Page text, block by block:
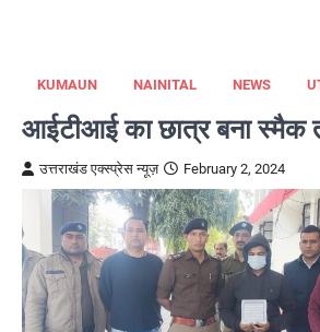
KUMAUN NAINITAL NEWS
आईटीआई का छात्र बना स्मैक
उत्तराखंड एक्स्प्रेस न्यूज़ February 2, 2024